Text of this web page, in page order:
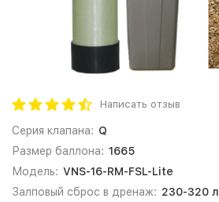
Написать отзыв
Серия клапана: Q
Размер баллона: 1665
Модель: VNS-16-RM-FSL-Lite
Залповый сброс в дренаж: 230-320 л